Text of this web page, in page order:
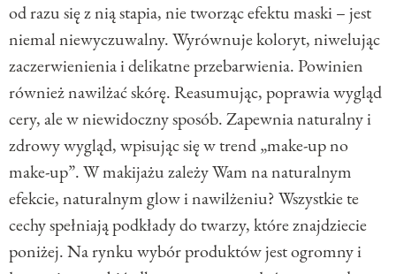
od razu się z nią stapia, nie tworząc efektu maski – jest
niemal niewyczuwalny. Wyrównuje koloryt, niwelując
zaczerwienienia i delikatne przebarwienia. Powinien
również nawilżać skórę. Reasumując, poprawia wygląd
cery, ale w niewidoczny sposób. Zapewnia naturalny i
zdrowy wygląd, wpisując się w trend „make-up no
make-up”. W makijażu zależy Wam na naturalnym
efekcie, naturalnym glow i nawilżeniu? Wszystkie te
cechy spełniają podkłady do twarzy, które znajdziecie
poniżej. Na rynku wybór produktów jest ogromny i